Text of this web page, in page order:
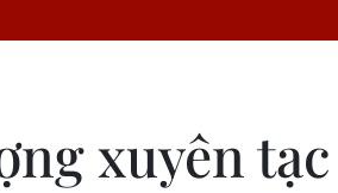
xuyên